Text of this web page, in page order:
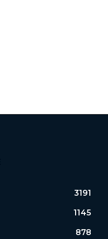
3191
1145
878